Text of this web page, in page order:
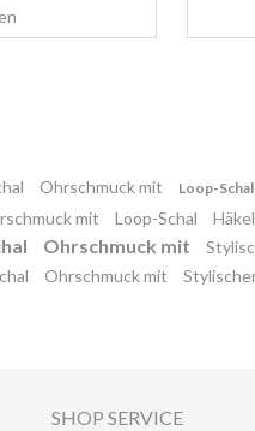
Ohrschmuck mit Loop-Schal
mit Loop-Schal
Ohrschmuck mit
Ohrschmuck mit
SHOP SERVICE